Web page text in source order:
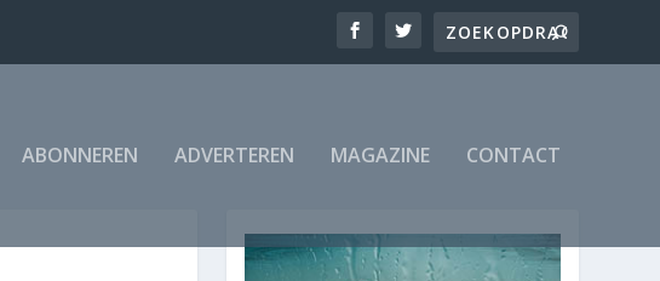
ABONNEREN ADVERTEREN MAGAZINE CONTACT